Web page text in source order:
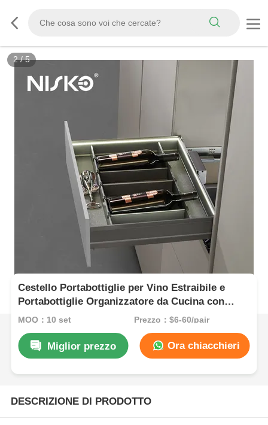
2/5
Cestello Portabottiglie per Vino Estraibile e
Portabottiglie Organizzatore da Cucina con
Luce LED
MOQ：10 set Prezzo：$6-60/pair
Miglior prezzo Ora chiacchieri
DESCRIZIONE DI PRODOTTO